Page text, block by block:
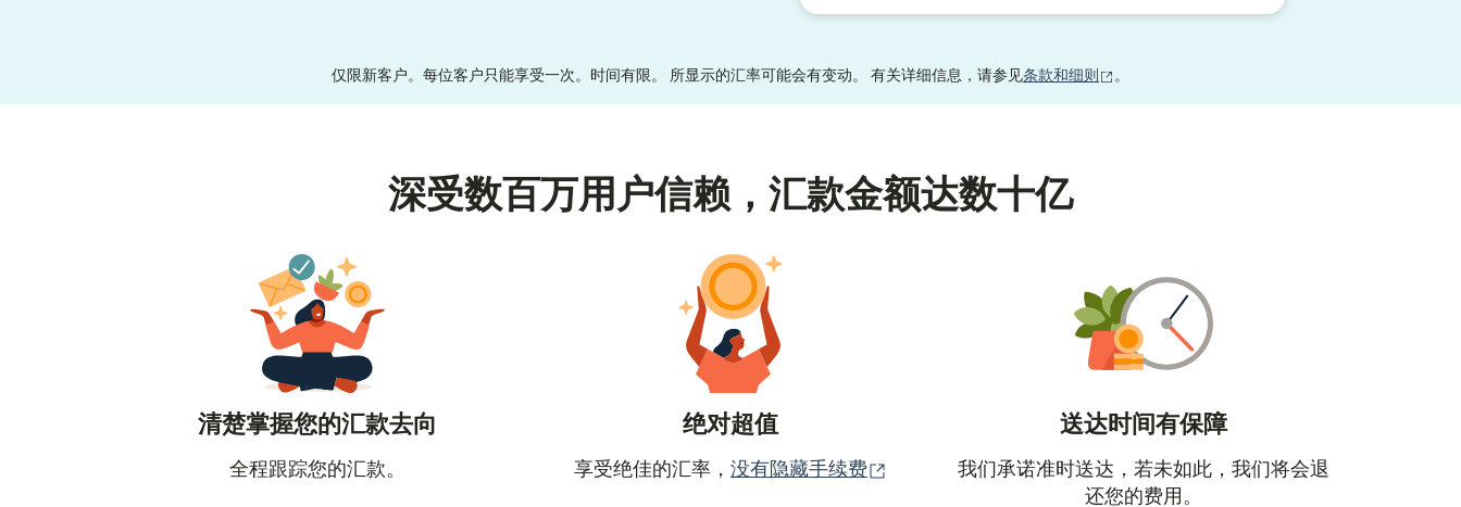
仅限新客户。每位客户只能享受一次。时间有限。 所显示的汇率可能会有变动。 有关详细信息，请参见条款和细则 （在新窗口中打开）
。
深受数百万用户信赖，汇款金额达数十亿
清楚掌握您的汇款去向
全程跟踪您的汇款。
绝对超值
享受绝佳的汇率， 没有隐藏手续费 （在新窗口中打开）
送达时间有保障
我们承诺准时送达，若未如此，我们将会退
还您的费用。